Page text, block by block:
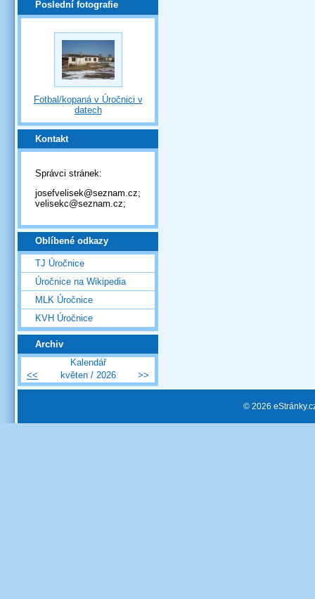
Poslední fotografie
Fotbal/kopaná v Úročnici v
datech
Kontakt
Správci stránek:
josefvelisek@seznam.cz;
velisekc@seznam.cz;
Oblíbené odkazy
TJ Úročnice
Úročnice na Wikipedia
MLK Úročnice
KVH Úročnice
Archiv
Kalendář
<<
květen / 2026 >>
© 2026